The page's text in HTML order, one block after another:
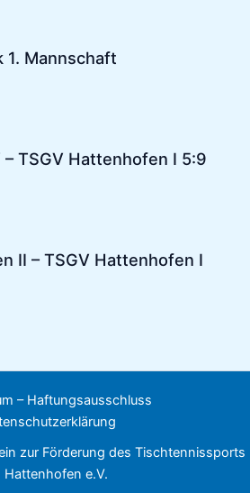
1. Mannschaft
TSGV Hattenhofen I 5:9
II – TSGV Hattenhofen I
– Haftungsausschluss
zur Förderung des Tischtennissports
Hattenhofen e.V.